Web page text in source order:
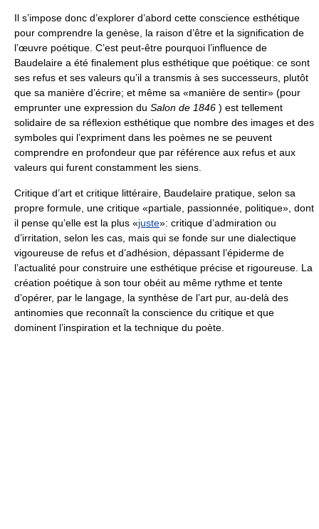
Il s’impose donc d’explorer d’abord cette conscience esthétique
pour comprendre la genèse, la raison d’être et la signification de
l’œuvre poétique. C’est peut-être pourquoi l’influence de
Baudelaire a été finalement plus esthétique que poétique: ce sont
ses refus et ses valeurs qu’il a transmis à ses successeurs, plutôt
que sa manière d’écrire; et même sa «manière de sentir» (pour
emprunter une expression du Salon de 1846 ) est tellement
solidaire de sa réflexion esthétique que nombre des images et des
symboles qui l’expriment dans les poèmes ne se peuvent
comprendre en profondeur que par référence aux refus et aux
valeurs qui furent constamment les siens.
Critique d’art et critique littéraire, Baudelaire pratique, selon sa
propre formule, une critique «partiale, passionnée, politique», dont
il pense qu’elle est la plus «juste»: critique d’admiration ou
d’irritation, selon les cas, mais qui se fonde sur une dialectique
vigoureuse de refus et d’adhésion, dépassant l’épiderme de
l’actualité pour construire une esthétique précise et rigoureuse. La
création poétique à son tour obéit au même rythme et tente
d’opérer, par le langage, la synthèse de l’art pur, au-delà des
antinomies que reconnaît la conscience du critique et que
dominent l’inspiration et la technique du poète.